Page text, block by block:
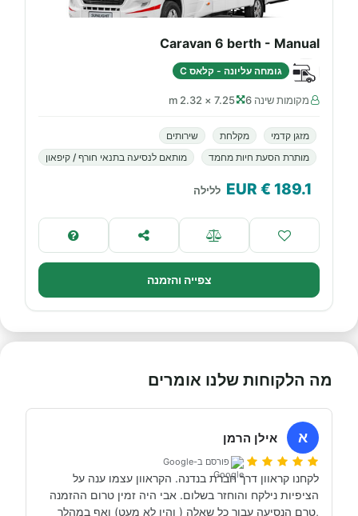
Caravan 6 berth - Manual
גומחה עליונה - קלאס C
מקומות שינה 6 7.25 × 2.32 m
מזגן קדמי מקלחת
שירותים
מותרת הסעת חיות מחמד
מותאם לנסיעה בתנאי חורף / קיפאון
189.1
€ EUR ללילה
צפייה והזמנה
מה הלקוחות שלנו אומרים
א אילן הרמן
פורסם ב-Google